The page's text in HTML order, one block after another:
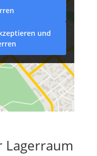
und
Lagerraum